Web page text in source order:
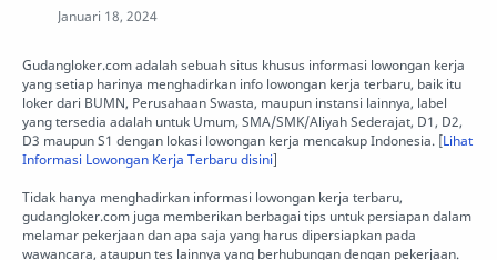
Gudangloker.com adalah sebuah situs khusus informasi lowongan kerja
yang setiap harinya menghadirkan info lowongan kerja terbaru, baik itu
loker dari BUMN, Perusahaan Swasta, maupun instansi lainnya, label
yang tersedia adalah untuk Umum, SMA/SMK/Aliyah Sederajat, D1, D2,
D3 maupun S1 dengan lokasi lowongan kerja mencakup Indonesia. [Lihat
Informasi Lowongan Kerja Terbaru disini]
Tidak hanya menghadirkan informasi lowongan kerja terbaru,
gudangloker.com juga memberikan berbagai tips untuk persiapan dalam
melamar pekerjaan dan apa saja yang harus dipersiapkan pada
wawancara, ataupun tes lainnya yang berhubungan dengan pekerjaan.